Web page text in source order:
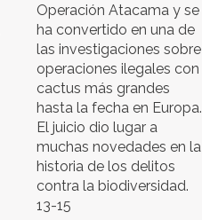
Operación Atacama y se
ha convertido en una de
las investigaciones sobre
operaciones ilegales con
cactus más grandes
hasta la fecha en Europa.
El juicio dio lugar a
muchas novedades en la
historia de los delitos
contra la biodiversidad.
13-15